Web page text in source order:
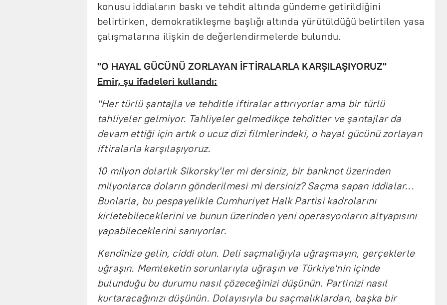
konusu iddiaların baskı ve tehdit altında gündeme getirildiğini
belirtirken, demokratikleşme başlığı altında yürütüldüğü belirtilen yasa
çalışmalarına ilişkin de değerlendirmelerde bulundu.
"O HAYAL GÜCÜNÜ ZORLAYAN İFTİRALARLA KARŞILAŞIYORUZ"
Emir, şu ifadeleri kullandı:
"Her türlü şantajla ve tehditle iftiralar attırıyorlar ama bir türlü
tahliyeler gelmiyor. Tahliyeler gelmedikçe tehditler ve şantajlar da
devam ettiği için artık o ucuz dizi filmlerindeki, o hayal gücünü zorlayan
iftiralarla karşılaşıyoruz.
10 milyon dolarlık Sikorsky'ler mi dersiniz, bir banknot üzerinden
milyonlarca doların gönderilmesi mi dersiniz? Saçma sapan iddialar...
Bunlarla, bu pespayelikle Cumhuriyet Halk Partisi kadrolarını
kirletebileceklerini ve bunun üzerinden yeni operasyonların altyapısını
yapabileceklerini sanıyorlar.
Kendinize gelin, ciddi olun. Deli saçmalığıyla uğraşmayın, gerçeklerle
uğraşın. Memleketin sorunlarıyla uğraşın ve Türkiye'nin içinde
bulunduğu bu durumu nasıl çözeceğinizi düşünün. Partinizi nasıl
kurtaracağınızı düşünün. Dolayısıyla bu saçmalıklardan, başka bir